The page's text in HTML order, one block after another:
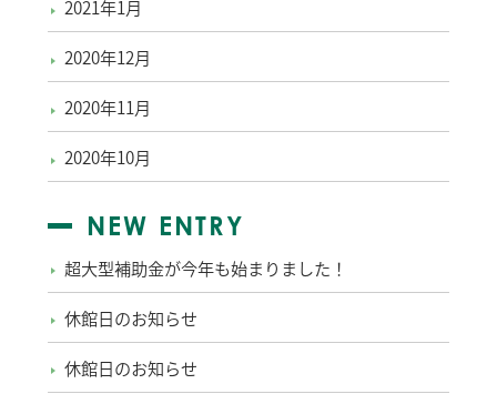
2021年1月
2020年12月
2020年11月
2020年10月
NEW ENTRY
超大型補助金が今年も始まりました！
休館日のお知らせ
休館日のお知らせ